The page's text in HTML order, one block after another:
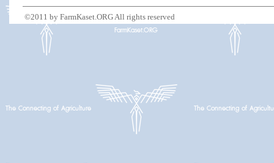
©2011 by FarmKaset.ORG All rights reserved